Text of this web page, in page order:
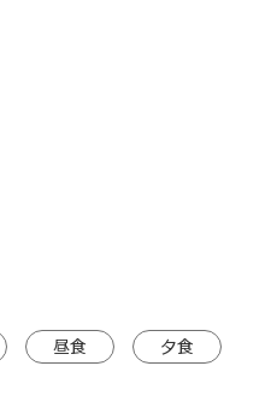
昼食 夕食